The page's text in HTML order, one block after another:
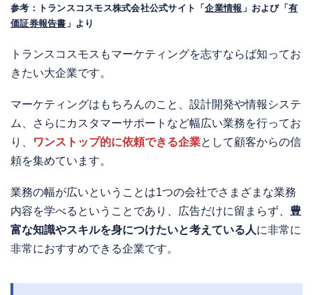
参考：トランスコスモス株式会社公式サイト「企業情報 」および「有
価証券報告書 」より
トランスコスモスもマーケティングを志すならば知ってお
きたい大企業です。
マーケティングはもちろんのこと、設計開発や情報システ
ム、さらにカスタマーサポートなど幅広い業務を行ってお
り、
ワンストップ的に依頼できる企業として顧客からの信
頼を集めています。
業務の幅が広いということは1つの会社でさまざまな業務
内容を学べるということであり、広告だけに留まらず、 豊
富な知識やスキルを身につけたいと考えている人に非常に
非常におすすめできる企業です。